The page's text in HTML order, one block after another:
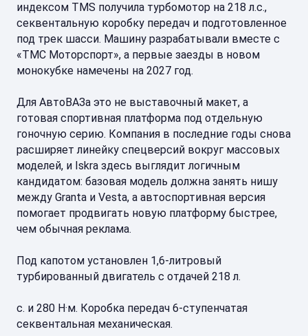
индексом TMS получила турбомотор на 218 л.с.,
секвентальную коробку передач и подготовленное
под трек шасси. Машину разрабатывали вместе с
«ТМС Моторспорт», а первые заезды в новом
монокубке намечены на 2027 год.
Для АвтоВАЗа это не выставочный макет, а
готовая спортивная платформа под отдельную
гоночную серию. Компания в последние годы снова
расширяет линейку спецверсий вокруг массовых
моделей, и Iskra здесь выглядит логичным
кандидатом: базовая модель должна занять нишу
между Granta и Vesta, а автоспортивная версия
помогает продвигать новую платформу быстрее,
чем обычная реклама.
Под капотом установлен 1,6-литровый
турбированный двигатель с отдачей 218 л.
с. и 280 Н·м. Коробка передач 6-ступенчатая
секвентальная механическая.